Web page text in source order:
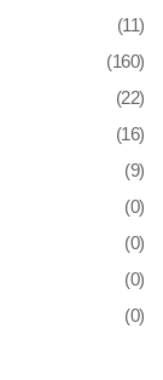
(11)
(160)
(22)
(16)
(9)
(0)
(0)
(0)
(0)